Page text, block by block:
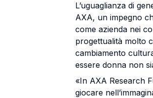
L’uguaglianza di
AXA, un impegno
come azienda nei
progettualità molto
cambiamento
essere donna non
«In AXA Research
giocare